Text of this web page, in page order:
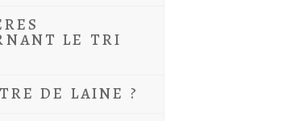
LE TRI
DE LAINE ?